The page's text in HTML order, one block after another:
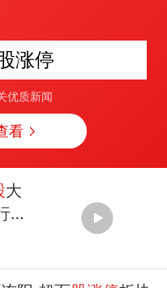
涨停
优质新闻
看
大
情